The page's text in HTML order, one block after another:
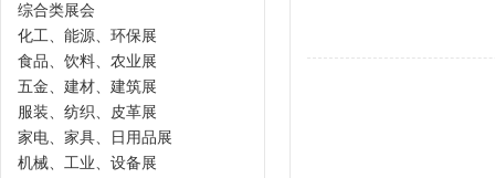
综合类展会
化工、能源、环保展
食品、饮料、农业展
五金、建材、建筑展
服装、纺织、皮革展
家电、家具、日用品展
机械、工业、设备展